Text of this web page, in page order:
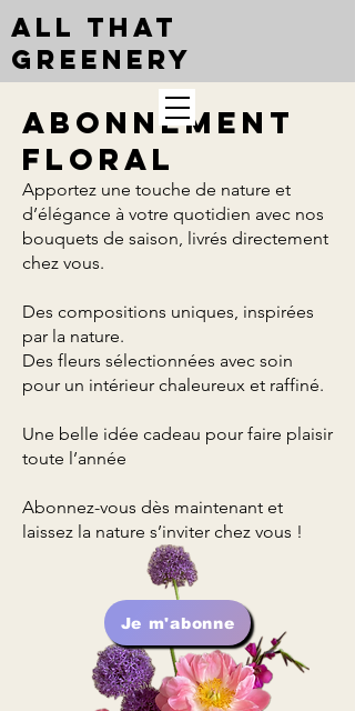
ALL THAT
GREENERY
Abonnement
floral
​Apportez une touche de nature et
d’élégance à votre quotidien avec nos
bouquets de saison, livrés directement
chez vous.
Des compositions uniques, inspirées
par la nature.
Des fleurs sélectionnées avec soin
pour un intérieur chaleureux et raffiné.
Une belle idée cadeau pour faire plaisir
toute l’année
Abonnez-vous dès maintenant et
laissez la nature s’inviter chez vous !
Je m'abonne